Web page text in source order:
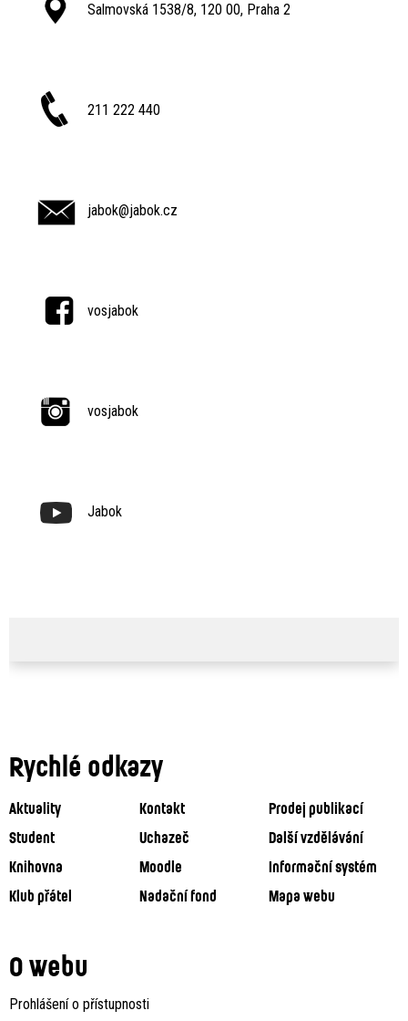
Salmovská 1538/8, 120 00, Praha 2
211 222 440
jabok@jabok.cz
vosjabok
vosjabok
Jabok
Rychlé odkazy
Aktuality Kontakt
Prodej publikací
Student
Uchazeč
Další vzdělávání
Knihovna
Moodle
Informační systém
Klub přátel
Nadační fond Mapa webu
O webu
Prohlášení o přístupnosti